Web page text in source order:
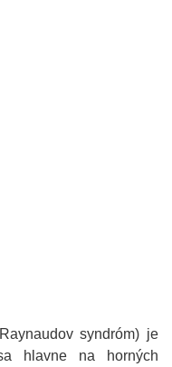
syndróm) je
hlavne na horných